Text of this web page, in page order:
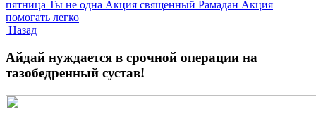
пятница Ты не одна Акция священный Рамадан Акция
помогать легко
Назад
Айдай нуждается в срочной операции на
тазобедренный сустав!